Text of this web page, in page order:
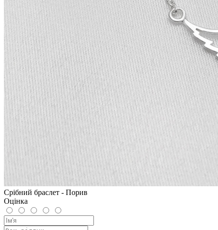
Срібний браслет - Порив
Оцінка